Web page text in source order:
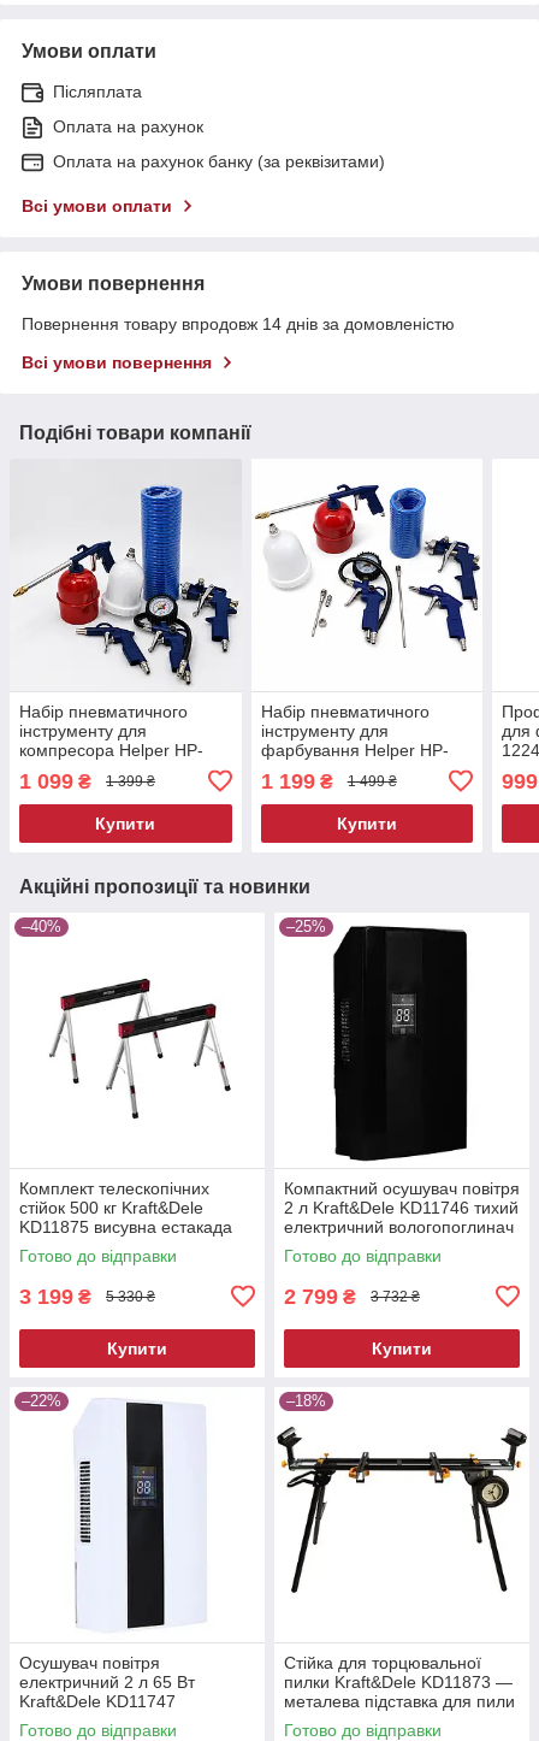
Умови оплати
Післяплата
Оплата на рахунок
Оплата на рахунок банку (за реквізитами)
Всі умови оплати
Умови повернення
Повернення товару впродовж 14 днів за домовленістю
Всі умови повернення
Подібні товари компанії
Набір пневматичного
інструменту для
компресора Helper HP-
1227набір інструменту з
шлангом 10 м
1 099 ₴ 1 399 ₴
Купити
Набір пневматичного
інструменту для
фарбування Helper HP-
1228 набір інструменту з
шлангом 5 м
1 199₴ 1 499 ₴
Купити
для
999
Акційні пропозиції та новинки
–40%
Комплект телескопічних
стійок 500 кг Kraft&Dele
KD11875 висувна естакада
Готово до відправки
3 199 ₴ 5 330 ₴
Купити
–25%
Компактний осушувач повітря
2 л Kraft&Dele KD11746 тихий
електричний вологопоглинач
Готово до відправки
2 799 ₴ 3 732 ₴
Купити
–22%
Осушувач повітря
електричний 2 л 65 Вт
Kraft&Dele KD11747
побутовий вологопоглинач
Готово до відправки
–18%
Стійка для торцювальної
пилки Kraft&Dele KD11873 —
металева підставка для пили
Готово до відправки